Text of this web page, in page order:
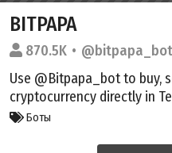
BITPAPA
870.5K
@bitpapa_bot
Use @Bitpapa_botto buy,
cryptocurrency directly in
Боты